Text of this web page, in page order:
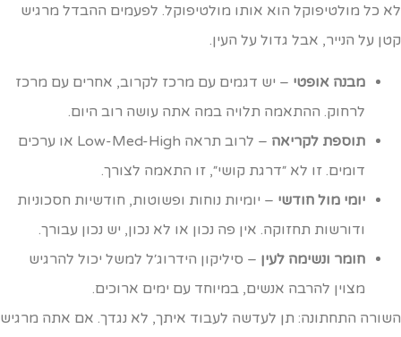
כל מולטיפוקל הוא אותו מולטיפוקל. לפעמים ההבדל מרגיש
על הנייר, אבל גדול על העין.
מבנה אופטי– יש דגמים עם מרכז לקרוב, אחרים עם מרכז
לרחוק. ההתאמה תלויה במה אתה עושה רוב היום.
תוספת לקריאה
– לרוב תראה Low-Med-High או ערכים
דומים. זו לא ״דרגת קושי״, זו התאמה לצורך.
יומי מול חודשי– יומיות נוחות ופשוטות, חודשיות חסכוניות
ודורשות תחזוקה. אין פה נכון או לא נכון, יש נכון עבורך.
חומר ונשימה לעין– סיליקון הידרוג׳ל למשל יכול להרגיש
מצוין להרבה אנשים, במיוחד עם ימים ארוכים.
התחתונה: תן לעדשה לעבוד איתך, לא נגדך. אם אתה מרגיש